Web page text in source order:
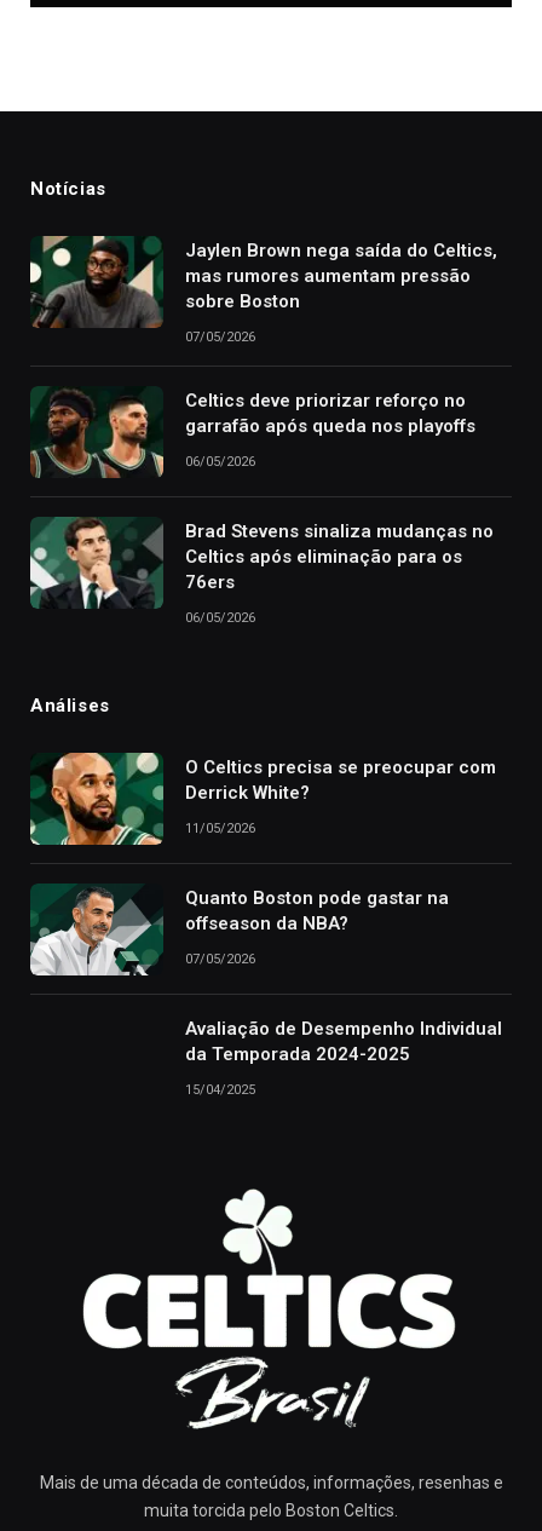
Notícias
Jaylen Brown nega saída do Celtics,
mas rumores aumentam pressão
sobre Boston
07/05/2026
Celtics deve priorizar reforço no
garrafão após queda nos playoffs
06/05/2026
Brad Stevens sinaliza mudanças no
Celtics após eliminação para os
76ers
06/05/2026
Análises
O Celtics precisa se preocupar com
Derrick White?
11/05/2026
Quanto Boston pode gastar na
offseason da NBA?
07/05/2026
Avaliação de Desempenho Individual
da Temporada 2024-2025
15/04/2025
Mais de uma década de conteúdos, informações, resenhas e
muita torcida pelo Boston Celtics.